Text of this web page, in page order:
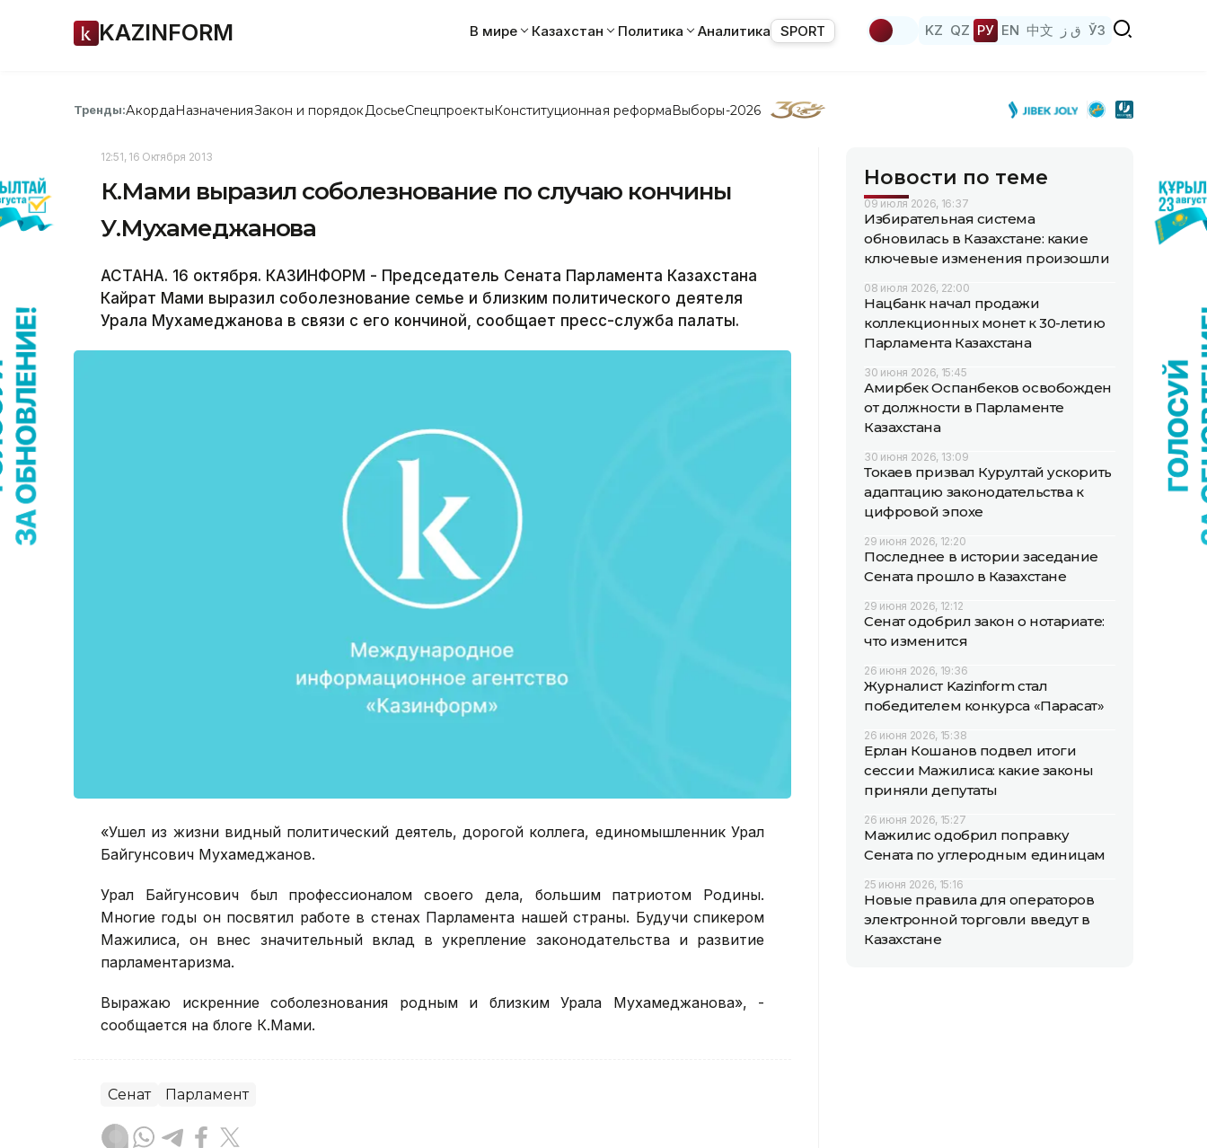
KAZINFORM В мире Казахстан Политика Аналитика SPORT KZ QZ РУ EN 中文 ق ز ЎЗ
Тренды:АкордаНазначенияЗакон и порядок ДосьеСпецпроектыКонституционная реформаВыборы-2026
12:51, 16 Октября 2013
К.Мами выразил соболезнование по случаю кончины
У.Мухамеджанова
АСТАНА. 16 октября. КАЗИНФОРМ - Председатель Сената Парламента Казахстана
Кайрат Мами выразил соболезнование семье и близким политического деятеля
Урала Мухамеджанова в связи с его кончиной, сообщает пресс-служба палаты.
«Ушел из жизни видный политический деятель, дорогой коллега, единомышленник Урал
Байгунсович Мухамеджанов.
Урал Байгунсович был профессионалом своего дела, большим патриотом Родины.
Многие годы он посвятил работе в стенах Парламента нашей страны. Будучи спикером
Мажилиса, он внес значительный вклад в укрепление законодательства и развитие
парламентаризма.
Выражаю искренние соболезнования родным и близким Урала Мухамеджанова», -
сообщается на блоге К.Мами.
Сенат Парламент
Новости по теме
09 июля 2026, 16:37
Избирательная система
обновилась в Казахстане: какие
ключевые изменения произошли
08 июля 2026, 22:00
Нацбанк начал продажи
коллекционных монет к 30-летию
Парламента Казахстана
30 июня 2026, 15:45
Амирбек Оспанбеков освобожден
от должности в Парламенте
Казахстана
30 июня 2026, 13:09
Токаев призвал Курултай ускорить
адаптацию законодательства к
цифровой эпохе
29 июня 2026, 12:20
Последнее в истории заседание
Сената прошло в Казахстане
29 июня 2026, 12:12
Сенат одобрил закон о нотариате:
что изменится
26 июня 2026, 19:36
Журналист Kazinform стал
победителем конкурса «Парасат»
26 июня 2026, 15:38
Ерлан Кошанов подвел итоги
сессии Мажилиса: какие законы
приняли депутаты
26 июня 2026, 15:27
Мажилис одобрил поправку
Сената по углеродным единицам
25 июня 2026, 15:16
Новые правила для операторов
электронной торговли введут в
Казахстане